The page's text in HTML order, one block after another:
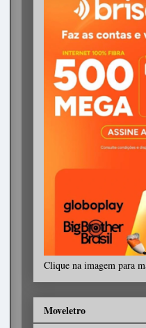
Clique na imagem para
Moveletro